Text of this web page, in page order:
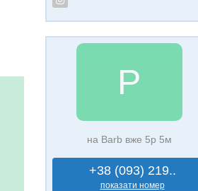
P
на Barb вже 5р 5м
+38 (093) 219..
показати номер